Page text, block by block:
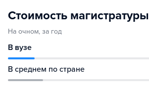
Стоимость магистратуры
На очном, за год
В вузе
В среднем по стране